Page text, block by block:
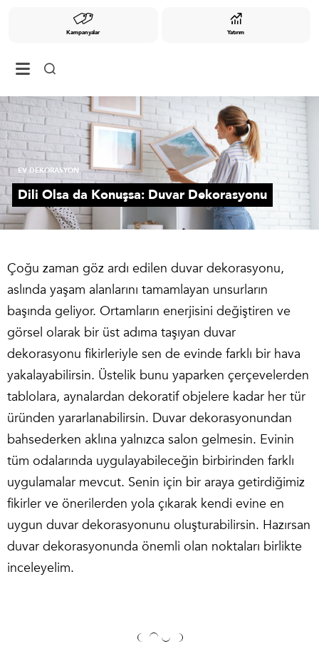
Kampanyalar Yatırım
EV DEKORASYON
Dili Olsa da Konuşsa: Duvar Dekorasyonu
Çoğu zaman göz ardı edilen duvar dekorasyonu,
aslında yaşam alanlarını tamamlayan unsurların
başında geliyor. Ortamların enerjisini değiştiren ve
görsel olarak bir üst adıma taşıyan duvar
dekorasyonu fikirleriyle sen de evinde farklı bir hava
yakalayabilirsin. Üstelik bunu yaparken çerçevelerden
tablolara, aynalardan dekoratif objelere kadar her tür
üründen yararlanabilirsin. Duvar dekorasyonundan
bahsederken aklına yalnızca salon gelmesin. Evinin
tüm odalarında uygulayabileceğin birbirinden farklı
uygulamalar mevcut. Senin için bir araya getirdiğimiz
fikirler ve önerilerden yola çıkarak kendi evine en
uygun duvar dekorasyonunu oluşturabilirsin. Hazırsan
duvar dekorasyonunda önemli olan noktaları birlikte
inceleyelim.